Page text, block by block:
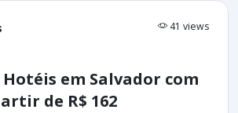
41 views
em Salvador com
de R$ 162